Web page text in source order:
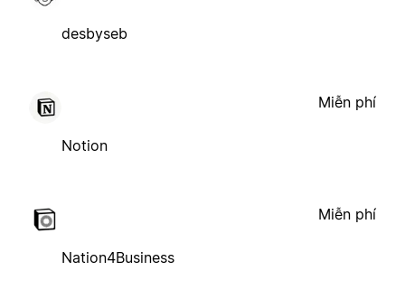
desbyseb
Notion
Miễn phí
Nation4Business
Miễn phí